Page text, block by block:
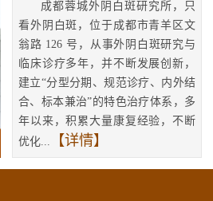
成都蓉城外阴白斑研究所，只
看外阴白斑，位于成都市青羊区文
翁路 126 号，从事外阴白斑研究与
临床诊疗多年，并不断发展创新，
建立“分型分期、规范诊疗、内外结
合、标本兼治”的特色治疗体系，多
年以来，积累大量康复经验，不断
优化...
【详情】